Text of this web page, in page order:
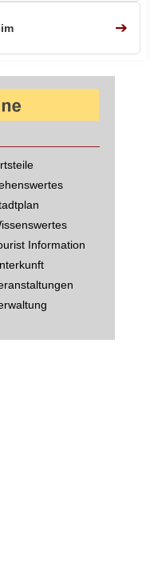
➔
Information